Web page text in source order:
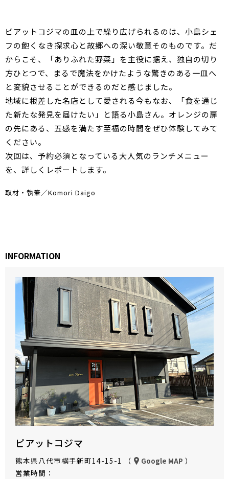
ピアットコジマの皿の上で繰り広げられるのは、小島シェ
フの飽くなき探求心と故郷への深い敬意そのものです。だ
からこそ、「ありふれた野菜」を主役に据え、独自の切り
方ひとつで、まるで魔法をかけたような驚きのある一皿へ
と変貌させることができるのだと感じました。
地域に根差した名店として愛される今もなお、「食を通じ
た新たな発見を届けたい」と語る小島さん。オレンジの扉
の先にある、五感を満たす至福の時間をぜひ体験してみて
ください。
次回は、予約必須となっている大人気のランチメニュー
を、詳しくレポートします。
取材・執筆／Komori Daigo
INFORMATION
ピアットコジマ
熊本県八代市横手新町14-15-1 （ Google MAP ）
営業時間：